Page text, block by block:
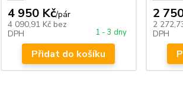
4 950 Kč/pár
4 090,91 Kč bez
DPH
1 - 3 dny
Přidat do košíku
2
2
DPH